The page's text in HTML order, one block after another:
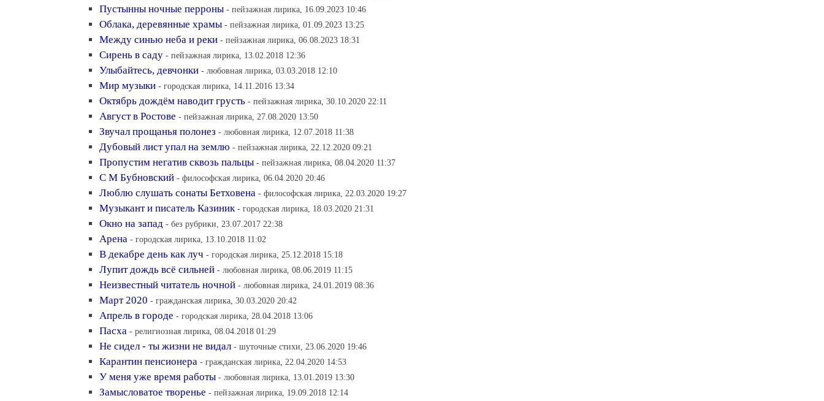
Пустынны ночные перроны - пейзажная лирика, 16.09.2023 10:46
Облака, деревянные храмы - пейзажная лирика, 01.09.2023 13:25
Между синью неба и реки - пейзажная лирика, 06.08.2023 18:31
Сирень в саду - пейзажная лирика, 13.02.2018 12:36
Улыбайтесь, девчонки - любовная лирика, 03.03.2018 12:10
Мир музыки - городская лирика, 14.11.2016 13:34
Октябрь дождём наводит грусть - пейзажная лирика, 30.10.2020 22:11
Август в Ростове - пейзажная лирика, 27.08.2020 13:50
Звучал прощанья полонез - любовная лирика, 12.07.2018 11:38
Дубовый лист упал на землю - пейзажная лирика, 22.12.2020 09:21
Пропустим негатив сквозь пальцы - пейзажная лирика, 08.04.2020 11:37
С М Бубновский - философская лирика, 06.04.2020 20:46
Люблю слушать сонаты Бетховена - философская лирика, 22.03.2020 19:27
Музыкант и писатель Казиник - городская лирика, 18.03.2020 21:31
Окно на запад - без рубрики, 23.07.2017 22:38
Арена - городская лирика, 13.10.2018 11:02
В декабре день как луч - городская лирика, 25.12.2018 15:18
Лупит дождь всё сильней - любовная лирика, 08.06.2019 11:15
Неизвестный читатель ночной - любовная лирика, 24.01.2019 08:36
Март 2020 - гражданская лирика, 30.03.2020 20:42
Апрель в городе - городская лирика, 28.04.2018 13:06
Пасха - религиозная лирика, 08.04.2018 01:29
Не сидел - ты жизни не видал - шуточные стихи, 23.06.2020 19:46
Карантин пенсионера - гражданская лирика, 22.04.2020 14:53
У меня уже время работы - любовная лирика, 13.01.2019 13:30
Замысловатое творенье - пейзажная лирика, 19.09.2018 12:14